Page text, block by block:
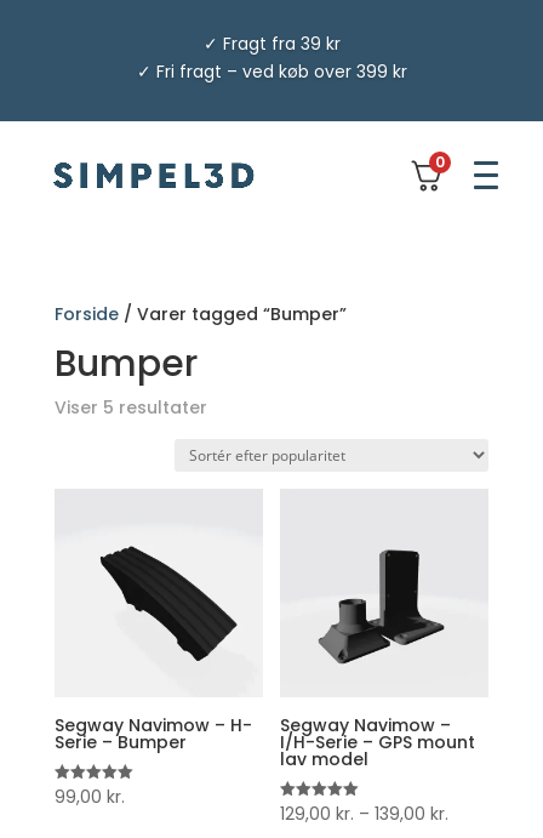
✓ Fragt fra 39 kr
✓ Fri fragt – ved køb over 399 kr
0
Forside/ Varer tagged “Bumper”
Bumper
Viser 5 resultaterSorteret
popularitet
Segway Navimow – H-
Serie – Bumper
Vurderet
5.00
99,00 kr.
Segway Navimow –
I/H-Serie – GPS mount
lav model
Vurderet
5.00
129,00kr. – 139,00kr.